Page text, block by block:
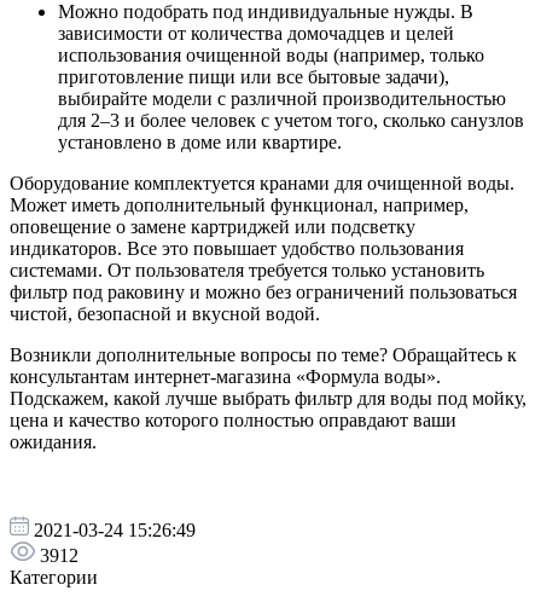
Можно подобрать под индивидуальные нужды. В
зависимости от количества домочадцев и целей
использования очищенной воды (например, только
приготовление пищи или все бытовые задачи),
выбирайте модели с различной производительностью
для 2–3 и более человек с учетом того, сколько санузлов
установлено в доме или квартире.
Оборудование комплектуется кранами для очищенной воды.
Может иметь дополнительный функционал, например,
оповещение о замене картриджей или подсветку
индикаторов. Все это повышает удобство пользования
системами. От пользователя требуется только установить
фильтр под раковину и можно без ограничений пользоваться
чистой, безопасной и вкусной водой.
Возникли дополнительные вопросы по теме? Обращайтесь к
консультантам интернет-магазина «Формула воды».
Подскажем, какой лучше выбрать фильтр для воды под мойку,
цена и качество которого полностью оправдают ваши
ожидания.
2021-03-24 15:26:49
3912
Категории